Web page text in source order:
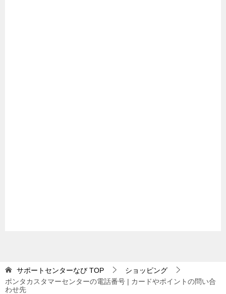
サポートセンターなび TOP
ショッピング
ポンタカスタマーセンターの電話番号 | カードやポイントの問い合
わせ先